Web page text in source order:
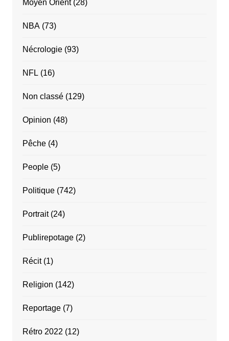
Moyen Orient(28)
NBA(73)
Nécrologie(93)
NFL (16)
Non classé(129)
Opinion (48)
Pêche(4)
People(5)
Politique(742)
Portrait(24)
Publirepotage(2)
Récit(1)
Religion (142)
Reportage(7)
Rétro 2022 (12)